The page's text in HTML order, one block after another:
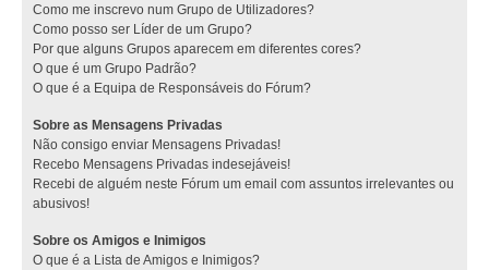
Como me inscrevo num Grupo de Utilizadores?
Como posso ser Líder de um Grupo?
Por que alguns Grupos aparecem em diferentes cores?
O que é um Grupo Padrão?
O que é a Equipa de Responsáveis do Fórum?
Sobre as Mensagens Privadas
Não consigo enviar Mensagens Privadas!
Recebo Mensagens Privadas indesejáveis!
Recebi de alguém neste Fórum um email com assuntos irrelevantes ou
abusivos!
Sobre os Amigos e Inimigos
O que é a Lista de Amigos e Inimigos?